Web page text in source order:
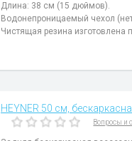
Длина: 38 см (15 дюймов).
Водонепроницаемый чехол
Чистящая резина изготовлена
HEYNER 50 см,
Вопросы и